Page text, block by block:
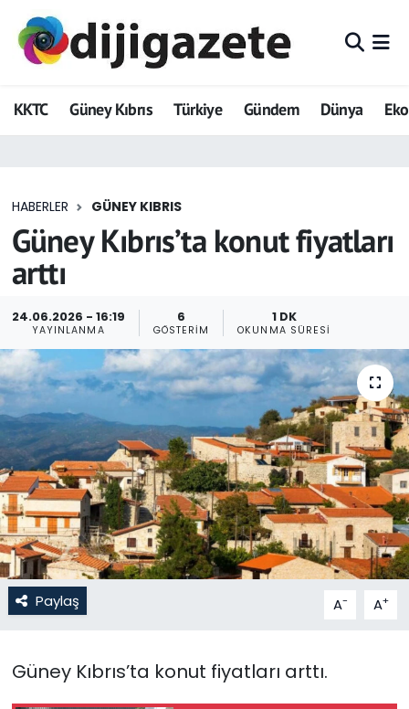
KKTC Güney Kıbrıs Türkiye Gündem Dünya
HABERLER GÜNEY KIBRIS
Güney Kıbrıs’ta konut fiyatları
arttı
24.06.2026 - 16:19
YAYINLANMA
6
GÖSTERIM
1 DK
OKUNMA SÜRESI
Paylaş A- A+
Güney Kıbrıs’ta konut fiyatları arttı.
ADVERTORIAL
Dijigazete
Eğitim
Ekonomi
GEZİ
Güncel
Gündem
KKTC
KKTC YEREL SEÇİM 2018
Kültür Sanat
Moda
Hava Durumu
Trafik Durumu
Tüm Manşetler
Son Dakika Haberleri